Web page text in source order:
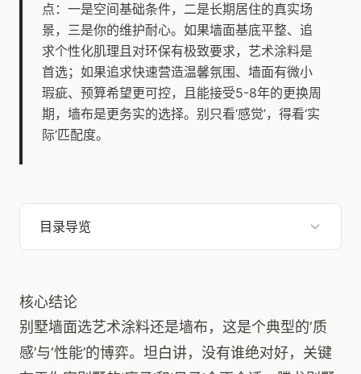
点：一是空间基础条件，二是长期居住的真实场
景，三是你的维护耐心。如果墙面基底平整、追
求个性化肌理且对环保有极致要求，艺术涂料是
首选；如果追求快速营造温馨氛围、墙面有微小
瑕疵、预算希望更可控，且能接受5-8年的更换周
期，墙布是更务实的选择。别只看‘感觉’，得看‘实
际’匹配度。
目录导览
核心结论
别墅墙面选艺术涂料还是墙布，这是个典型的‘质
感’与‘性能’的博弈。坦白讲，没有谁绝对好，关键